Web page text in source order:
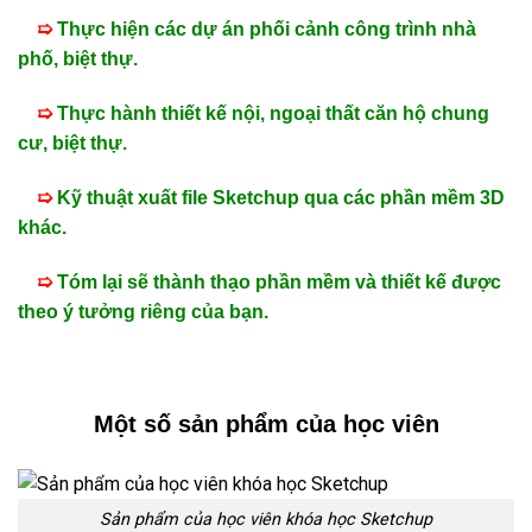
➯Thực hiện các dự án phối cảnh công trình nhà
phố, biệt thự.
➯Thực hành thiết kế nội, ngoại thất căn hộ chung
cư, biệt thự.
➯Kỹ thuật xuất file Sketchup qua các phần mềm 3D
khác.
➯Tóm lại sẽ thành thạo phần mềm và thiết kế được
theo ý tưởng riêng của bạn.
Một số sản phẩm của học viên
Sản phẩm của học viên khóa học Sketchup